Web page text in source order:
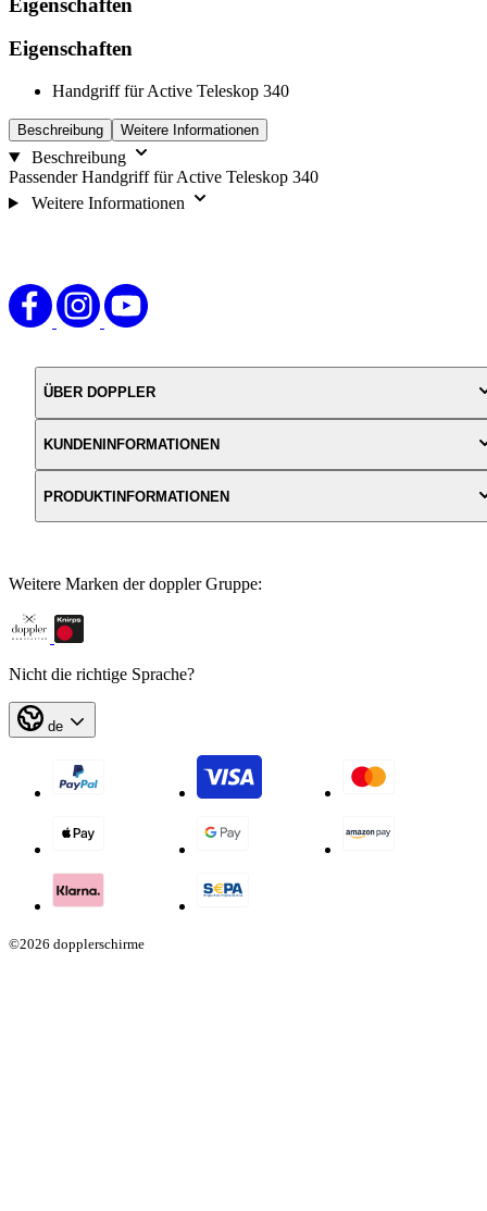
Eigenschaften
Handgriff für Active Teleskop 340
Beschreibung Weitere Informationen
Beschreibung
Passender Handgriff für Active Teleskop 340
Weitere Informationen
ÜBER DOPPLER
KUNDENINFORMATIONEN
PRODUKTINFORMATIONEN
Weitere Marken der doppler Gruppe:
Nicht die richtige Sprache?
de
©2026 dopplerschirme